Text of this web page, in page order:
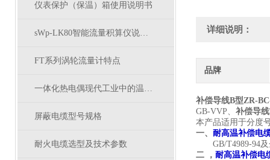
仪表保护（保温）箱使用说明书
sWp-LK80智能流量积算仪说明书
FT系列涡轮流量计特点
一体化热电偶现代工业中的温度测量设备
屏蔽电缆型号规格
耐火电缆选型及技术参数
详细说明：
品牌
补偿导线B型ZR-
GB-VVP、 补偿导
本产品适用于分度
一、 耐高温补偿电
GB/T4989-94及
二 ， 耐高温补偿电